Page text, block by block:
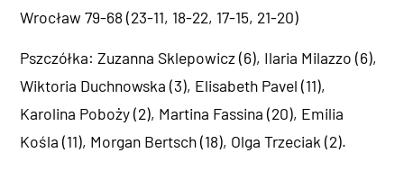
Wrocław 79-68 (23-11, 18-22, 17-15, 21-20)
Pszczółka: Zuzanna Sklepowicz (6), Ilaria Milazzo (6),
Wiktoria Duchnowska (3), Elisabeth Pavel (11),
Karolina Poboży (2), Martina Fassina (20), Emilia
Kośla (11), Morgan Bertsch (18), Olga Trzeciak (2).